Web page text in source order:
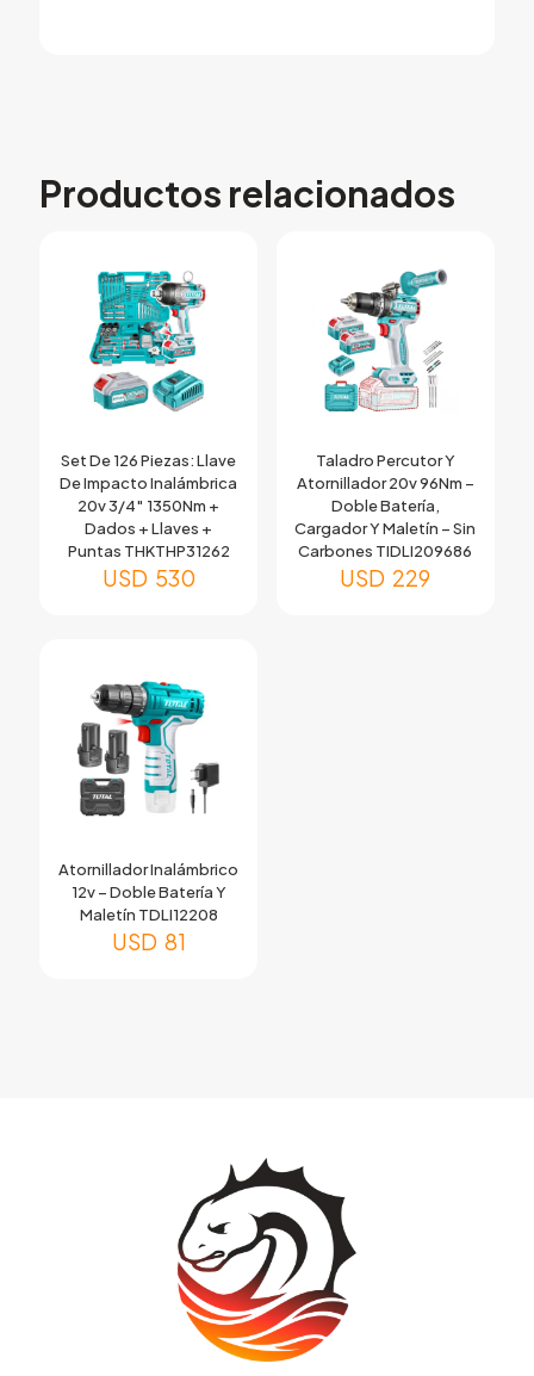
Productos relacionados
Set De 126 Piezas: Llave
De Impacto Inalámbrica
20v 3/4″ 1350Nm +
Dados + Llaves +
Puntas THKTHP31262
USD 530
Taladro Percutor Y
Atornillador 20v 96Nm –
Doble Batería,
Cargador Y Maletín – Sin
Carbones TIDLI209686
USD 229
Atornillador Inalámbrico
12v – Doble Batería Y
Maletín TDLI12208
USD 81